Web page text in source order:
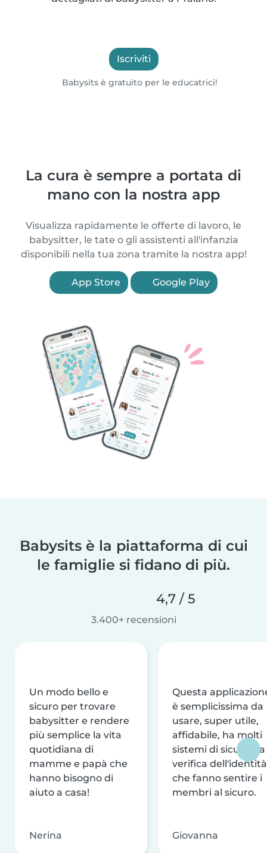
Iscriviti
Babysits è gratuito per le educatrici!
La cura è sempre a portata di
mano con la nostra app
Visualizza rapidamente le offerte di lavoro, le
babysitter, le tate o gli assistenti all'infanzia
disponibili nella tua zona tramite la nostra app!
App Store Google Play
Babysits è la piattaforma di cui
le famiglie si fidano di più.
4,7 / 5
3.400+ recensioni
Un modo bello e
sicuro per trovare
babysitter e rendere
più semplice la vita
quotidiana di
mamme e papà che
hanno bisogno di
aiuto a casa!
Nerina
Questa
è semplicissima da
usare, super utile,
affidabile, ha molti
sistemi di sicurezza
verifica dell'identità
che fanno sentire i
membri al sicuro.
Giovanna